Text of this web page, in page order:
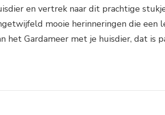
en vertrek naar dit prachtige
mooie herinneringen die een
het Gardameer met je huisdier, dat is